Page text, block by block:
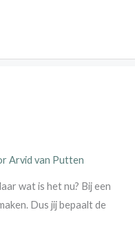
Arvid van Putten
wat is het nu? Bij een
Dus jij bepaalt de